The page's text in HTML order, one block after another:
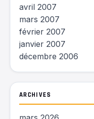
avril 2007
mars 2007
février 2007
janvier 2007
décembre 2006
ARCHIVES